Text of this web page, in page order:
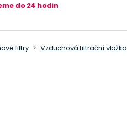
do 24 hodin
filtry Vzduchová filtrační vložka